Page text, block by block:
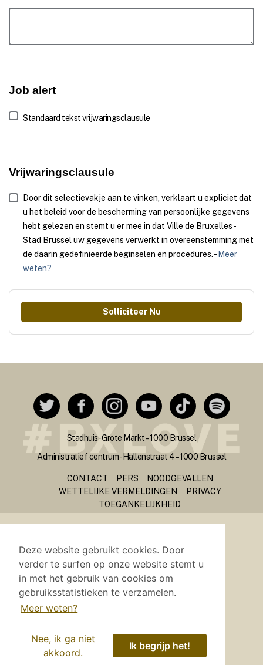
Deze website gebruikt cookies. Door
verder te surfen op onze website stemt u
in met het gebruik van cookies om
gebruiksstatistieken te verzamelen.
Meer weten?
Nee, ik ga niet
akkoord.
Ik begrijp het!
Job alert
Standaard tekst vrijwaringsclausule
Vrijwaringsclausule
Door dit selectievakje aan te vinken, verklaart u expliciet dat
u het beleid voor de bescherming van persoonlijke gegevens
hebt gelezen en stemt u er mee in dat Ville de Bruxelles -
Stad Brussel uw gegevens verwerkt in overeenstemming met
de daarin gedefinieerde beginselen en procedures. - Meer
weten?
Solliciteer Nu
Stadhuis - Grote Markt – 1000 Brussel
Administratief centrum - Hallenstraat 4 – 1000 Brussel
CONTACT PERS
NOODGEVALLEN
WETTELIJKE VERMELDINGEN
PRIVACY
TOEGANKELIJKHEID